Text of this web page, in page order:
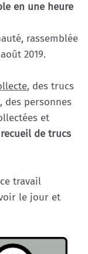
en une heure
rassemblée
2019.
, des trucs
des personnes
et
recueil de trucs
travail
le jour et